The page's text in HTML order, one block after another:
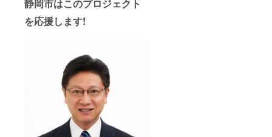
静岡市はこのプロジェクト
を応援します!